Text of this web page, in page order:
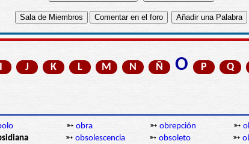
I J K L M N Ñ O P Q
➳ obra ➳ obrepción ➳
➳ obsolescencia ➳ obsoleto ➳